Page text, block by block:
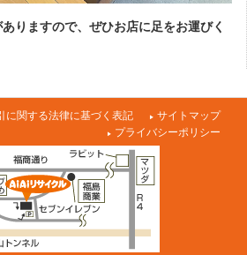
りますので、ぜひお店に足をお運びく
に関する法律に基づく表記
サイトマップ
プライバシーポリシー